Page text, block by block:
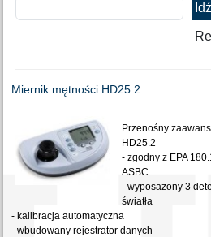
Miernik mętności HD25.2
Przenośny
HD25.2
- zgodny z EPA
ASBC
- wyposażony 3
światła
- kalibracja automatyczna
- wbudowany rejestrator danych